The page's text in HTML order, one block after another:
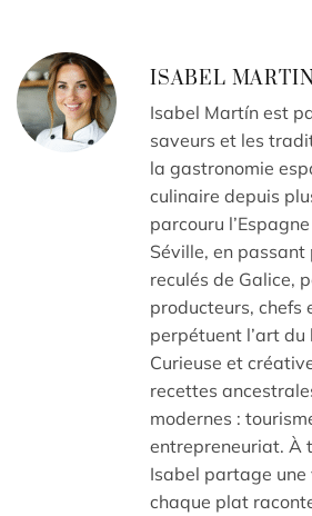
ISABEL
Isabel Martín est
saveurs et les
la gastronomie
culinaire depuis
parcouru
Séville, en
reculés de Galice,
producteurs, chefs
perpétuent l’art
Curieuse et
recettes
modernes :
entrepreneuriat. À
Isabel partage une
chaque plat